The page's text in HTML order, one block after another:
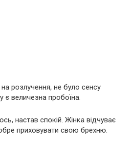
розлучення, не було сенсу
є величезна пробоїна.
настав спокій. Жінка відчуває
приховувати свою брехню.